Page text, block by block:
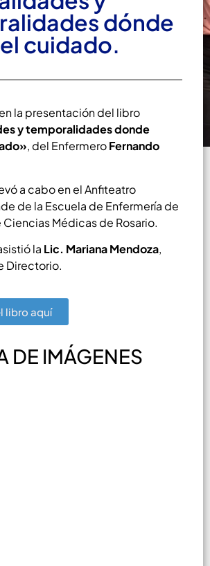
dónde
cuidado.
la presentación del libro
y temporalidades donde
, del EnfermeroFernando
a cabo en el Anfiteatro
de la Escuela de Enfermería de
Médicas de Rosario.
la Lic. Mariana Mendoza,
Directorio.
libro aquí
DE IMÁGENES